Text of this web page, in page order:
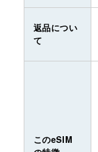
返品につい
て
このeSIM